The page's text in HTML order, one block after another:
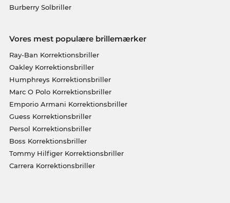
Burberry Solbriller
Vores mest populære brillemærker
Ray-Ban Korrektionsbriller
Oakley Korrektionsbriller
Humphreys Korrektionsbriller
Marc O Polo Korrektionsbriller
Emporio Armani Korrektionsbriller
Guess Korrektionsbriller
Persol Korrektionsbriller
Boss Korrektionsbriller
Tommy Hilfiger Korrektionsbriller
Carrera Korrektionsbriller